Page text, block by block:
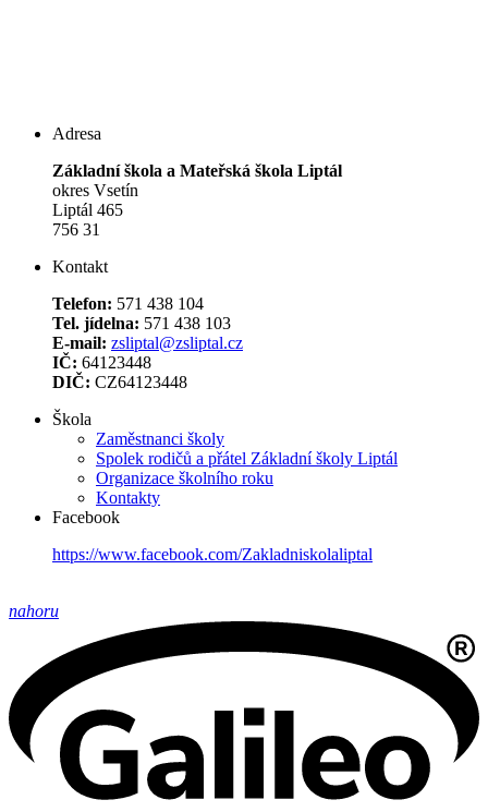
Adresa
Základní škola a Mateřská škola Liptál
okres Vsetín
Liptál 465
756 31
Kontakt
Telefon: 571 438 104
Tel. jídelna: 571 438 103
E-mail: zsliptal@zsliptal.cz
IČ: 64123448
DIČ: CZ64123448
Škola
Zaměstnanci školy
Spolek rodičů a přátel Základní školy Liptál
Organizace školního roku
Kontakty
Facebook
https://www.facebook.com/Zakladniskolaliptal
nahoru